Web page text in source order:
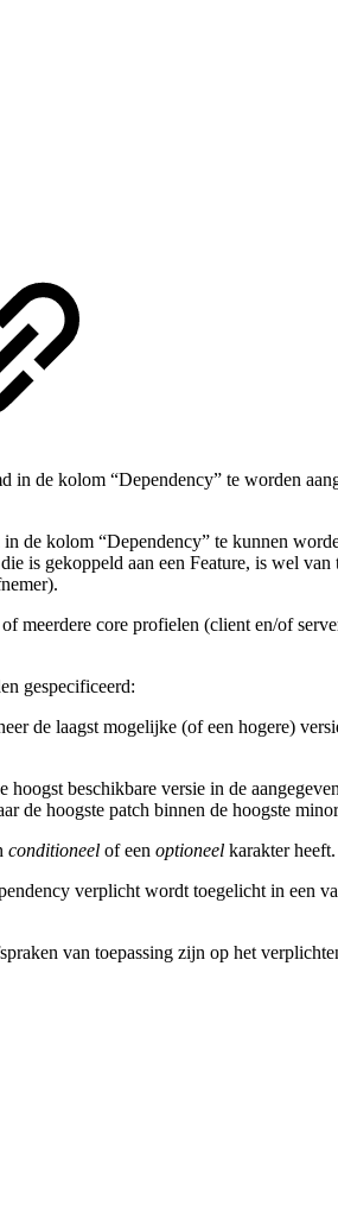
in de kolom “Dependency” te worden
de kolom “Dependency” te kunnen
is gekoppeld aan een Feature, is wel
meerdere core profielen (client en/of
gespecificeerd:
de laagst mogelijke (of een hogere)
beschikbare versie in de
de hoogste patch binnen de hoogste
conditioneel of een optioneel karakter
verplicht wordt toegelicht in een
van toepassing zijn op het